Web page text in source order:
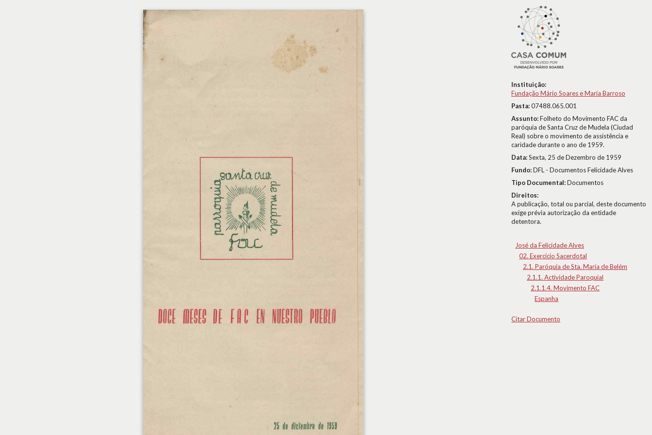
Instituição:
Fundação Mário Soares e Maria Barroso
Pasta:07488.065.001
Assunto:Folheto do Movimento FAC da
paróquia de Santa Cruz de Mudela (Ciudad
Real) sobre o movimento de assistência e
caridade durante o ano de 1959.
Data:Sexta, 25 de Dezembro de 1959
Fundo:DFL - Documentos Felicidade Alves
Tipo Documental:Documentos
Direitos:
A publicação, total ou parcial, deste documento
exige prévia autorização da entidade
detentora.
José da Felicidade Alves
02. Exercício Sacerdotal
2.1. Paróquia de Sta. Maria de Belém
2.1.1. Actividade Paroquial
2.1.1.4. Movimento FAC
Espanha
Citar Documento